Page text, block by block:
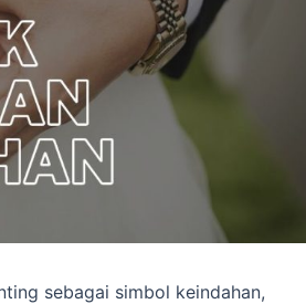
sebagai simbol keindahan,